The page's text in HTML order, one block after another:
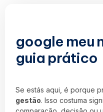
google meu
guia prático
Se estás aqui, é porque
gestão. Isso costuma